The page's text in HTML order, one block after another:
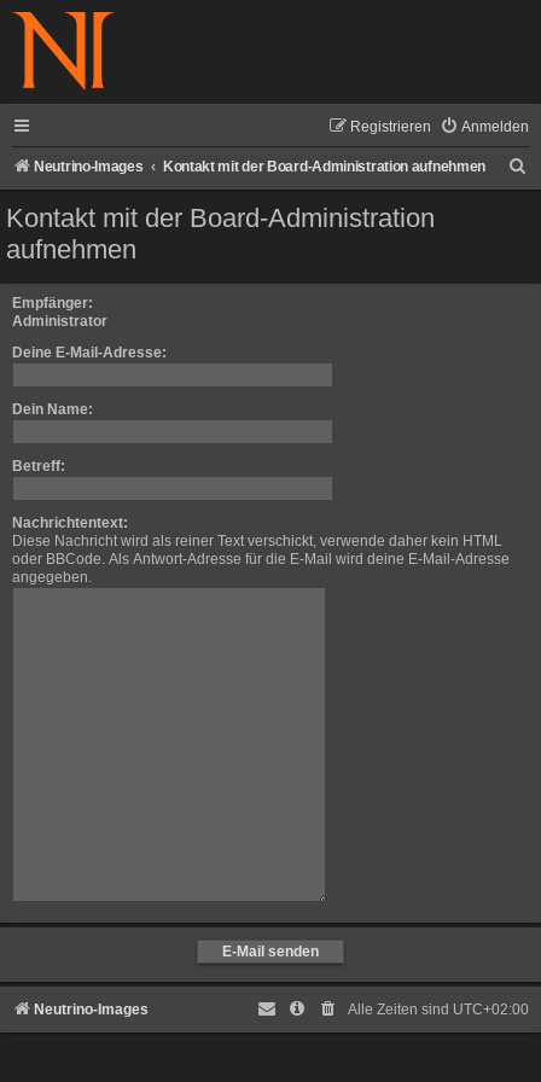
Anmelden
Registrieren
Neutrino-Images Kontakt mit der Board-Administration aufnehmen
Kontakt mit der Board-Administration
aufnehmen
Empfänger:
Administrator
Deine E-Mail-Adresse:
Dein Name:
Betreff:
Nachrichtentext:
Diese Nachricht wird als reiner Text verschickt, verwende daher kein HTML
oder BBCode. Als Antwort-Adresse für die E-Mail wird deine E-Mail-Adresse
angegeben.
Neutrino-Images Alle Zeiten sind UTC+02:00